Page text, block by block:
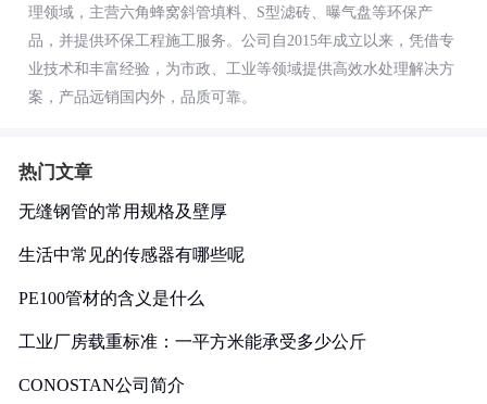
理领域，主营六角蜂窝斜管填料、S型滤砖、曝气盘等环保产
品，并提供环保工程施工服务。公司自2015年成立以来，凭借专
业技术和丰富经验，为市政、工业等领域提供高效水处理解决方
案，产品远销国内外，品质可靠。
热门文章
无缝钢管的常用规格及壁厚
生活中常见的传感器有哪些呢
PE100管材的含义是什么
工业厂房载重标准：一平方米能承受多少公斤
CONOSTAN公司简介